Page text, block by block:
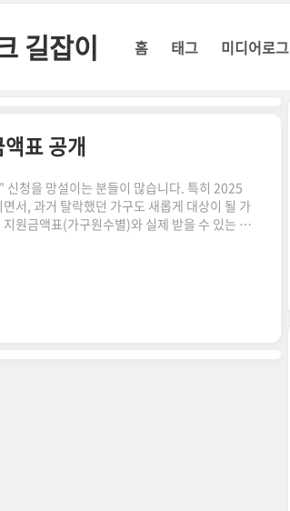
길잡이 홈 태그 미디어로그
표 공개
신청을 망설이는 분들이 많습니다. 특히 2025
서, 과거 탈락했던 가구도 새롭게 대상이 될 가
원금액표(가구원수별)와 실제 받을 수 있는 금
이하 가구 대상 (노인·한부모 완화 기준 적
능💡 핵심: “작년 탈락” → “올해 가능” 케이스
준중위소득 3..